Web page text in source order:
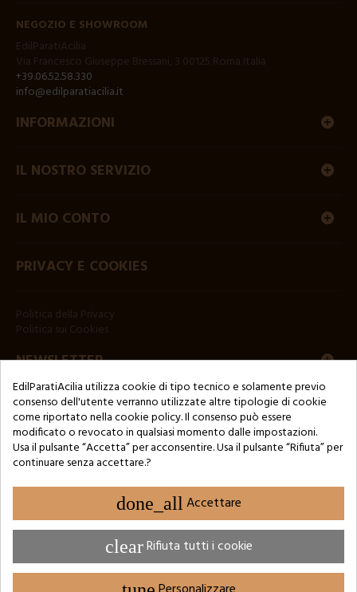
NEGOZIO E SHOWROOM
+39.06.52.58.330
info@edilparatiacilia.it
INFORMAZIONI
IL NOSTRO SERVIZIO
IL MIO CONTO
PRIVACY E COOKIES
NEWSLETTER
Copyright © 2024 by 3Enne s.r.l.s. P.IVA/C.F.: 13466181008
Numero di iscrizione REA: RM-1449325 - Registro delle Imprese di
Roma
Website Developed by M.Borzacchini - TestSide
EdilParatiAcilia utilizza cookie di tipo tecnico e solamente previo
consenso dell'utente verranno utilizzate altre tipologie di cookie
come riportato nella cookie policy. Il consenso può essere
modificato o revocato in qualsiasi momento dalle impostazioni.
Usa il pulsante “Accetta” per acconsentire. Usa il pulsante “Rifiuta” per
continuare senza accettare.?
done_all Accettare
clearRifiuta tutti i cookie